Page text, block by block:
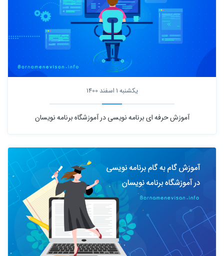
یکشنبه 1 اسفند 1400
آموزش حرفه ای برنامه نویسی در آموزشگاه برنامه نویسان